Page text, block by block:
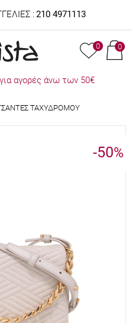
: 210 4971113
0 0
για αγορές άνω των 50€
ΤΑΧΥΔΡΟΜΟΥ
-50%